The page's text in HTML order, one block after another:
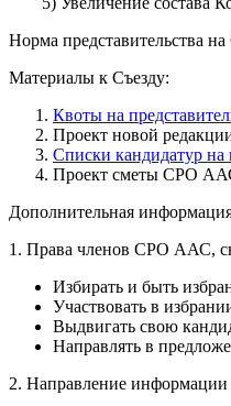
Норма представительства
Материалы к Съезду:
Квоты на
Проект новой
Списки кандидатур
Проект сметы СРО
Дополнительная
1. Права членов СРО ААС,
Избирать и быть
Участвовать в
Выдвигать свою
Направлять в
2. Направление